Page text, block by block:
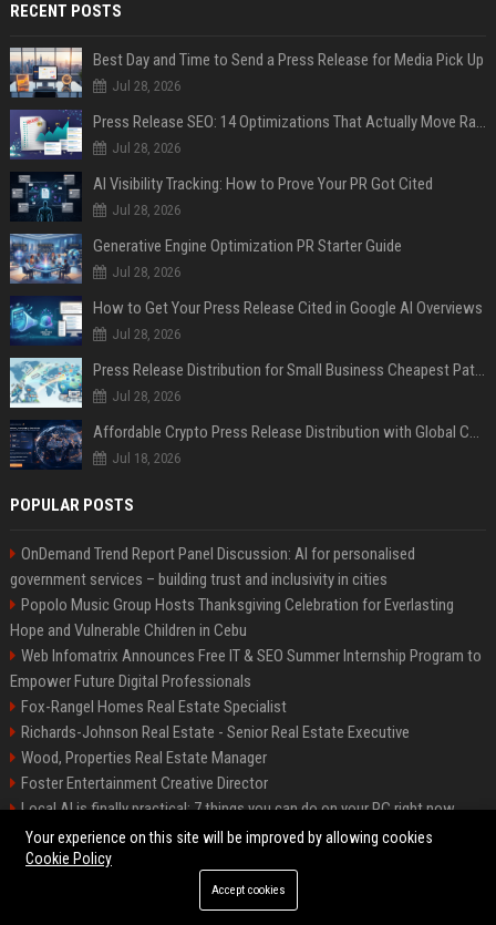
RECENT POSTS
Best Day and Time to Send a Press Release for Media Pick Up
Jul 28, 2026
Press Release SEO: 14 Optimizations That Actually Move Rankings
Jul 28, 2026
AI Visibility Tracking: How to Prove Your PR Got Cited
Jul 28, 2026
Generative Engine Optimization PR Starter Guide
Jul 28, 2026
How to Get Your Press Release Cited in Google AI Overviews
Jul 28, 2026
Press Release Distribution for Small Business Cheapest Path to Real Coverage
Jul 28, 2026
Affordable Crypto Press Release Distribution with Global Coverage
Jul 18, 2026
POPULAR POSTS
OnDemand Trend Report Panel Discussion: AI for personalised
government services – building trust and inclusivity in cities
Popolo Music Group Hosts Thanksgiving Celebration for Everlasting
Hope and Vulnerable Children in Cebu
Web Infomatrix Announces Free IT & SEO Summer Internship Program to
Empower Future Digital Professionals
Fox-Rangel Homes Real Estate Specialist
Richards-Johnson Real Estate - Senior Real Estate Executive
Wood, Properties Real Estate Manager
Foster Entertainment Creative Director
Local AI is finally practical: 7 things you can do on your PC right now
Hamilton-Gallagher Voyage Travel Manager
©2026 Bip Sandiego. All right reserved.
Your experience on this site will be improved by allowing cookies
Cookie Policy
Accept cookies